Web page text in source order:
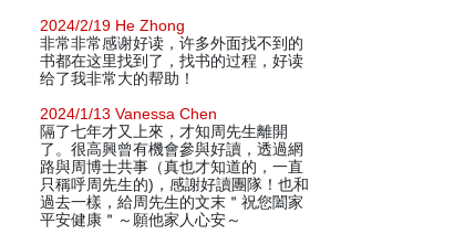
2024/2/19 He Zhong
非常非常感谢好读，许多外面找不到的
书都在这里找到了，找书的过程，好读
给了我非常大的帮助！
2024/1/13 Vanessa Chen
隔了七年才又上來，才知周先生離開
了。很高興曾有機會參與好讀，透過網
路與周博士共事（真也才知道的，一直
只稱呼周先生的)，感謝好讀團隊！也和
過去一樣，給周先生的文末＂祝您闔家
平安健康＂～願他家人心安～